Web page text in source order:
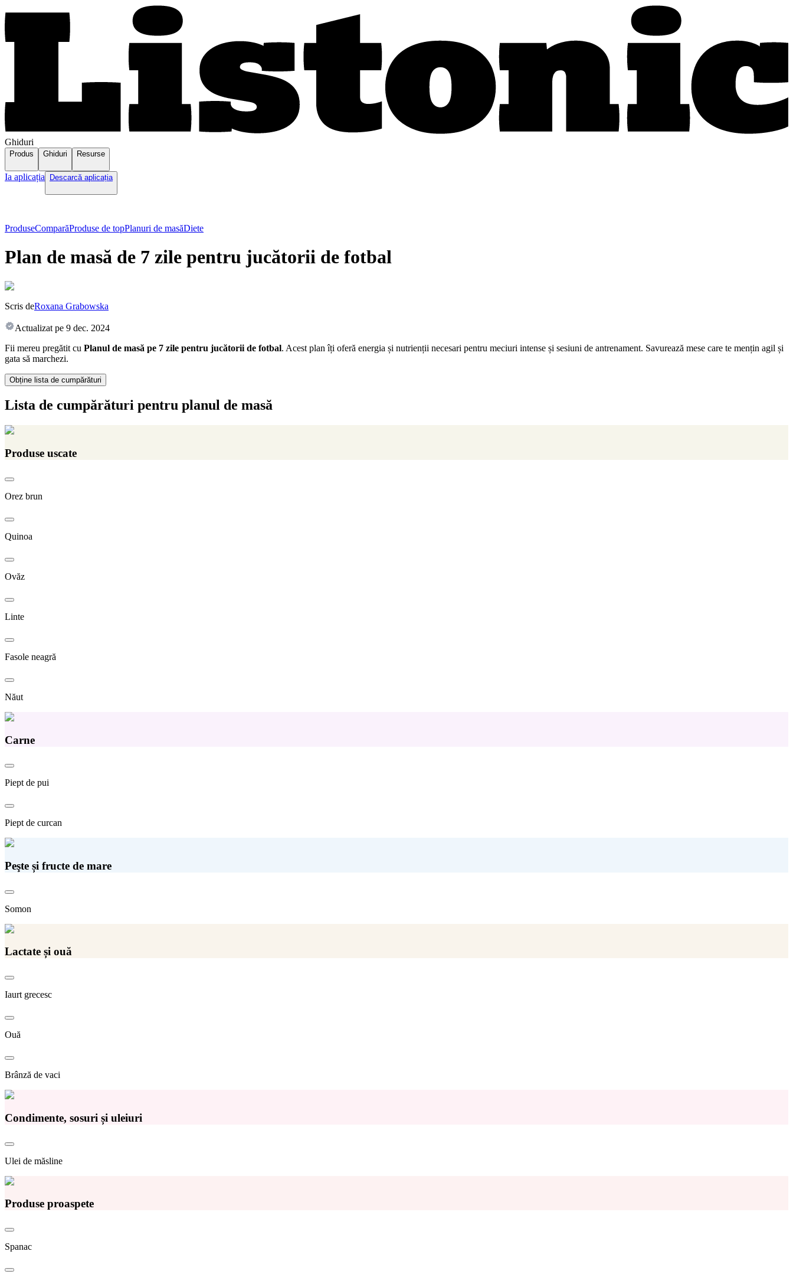
Ghiduri
Produs Ghiduri Resurse
Ia aplicația Descarcă aplicația
ProduseComparăProduse de topPlanuri de masăDiete
Plan de masă de 7 zile pentru jucătorii de fotbal
Scris deRoxana Grabowska
Actualizat pe 9 dec. 2024
Fii mereu pregătit cu Planul de masă pe 7 zile pentru jucătorii de fotbal. Acest plan îți oferă energia și nutrienții necesari pentru meciuri intense și sesiuni de antrenament. Savurează mese care te mențin agil și
gata să marchezi.
Obține lista de cumpărături
Lista de cumpărături pentru planul de masă
Produse uscate
Orez brun
Quinoa
Ovăz
Linte
Fasole neagră
Năut
Carne
Piept de pui
Piept de curcan
Peşte și fructe de mare
Somon
Lactate și ouă
Iaurt grecesc
Ouă
Brânză de vaci
Condimente, sosuri și uleiuri
Ulei de măsline
Produse proaspete
Spanac